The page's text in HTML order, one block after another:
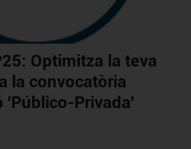
Optimitza la teva
la convocatòria
'Público-Privada'